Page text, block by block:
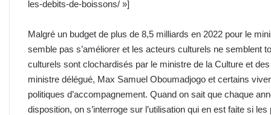
les-debits-de-boissons/ »]
Malgré un budget de plus de 8,5 milliards en 2022 pour le
semble pas s’améliorer et les acteurs culturels ne semblent
culturels sont clochardisés par le ministre de la Culture et
ministre délégué, Max Samuel Oboumadjogo et certains
politiques d’accompagnement. Quand on sait que chaque
disposition, on s’interroge sur l’utilisation qui en est faite si